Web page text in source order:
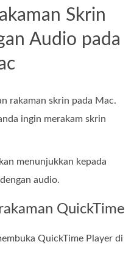
Skrin
Audio pada
rakaman skrin pada Mac.
ingin merakam skrin
menunjukkan kepada
audio.
QuickTime
QuickTime Player di